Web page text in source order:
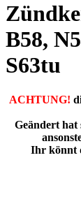
B58,
S63tu
ACHTUNG!
Geändert hat
Ihr könnt